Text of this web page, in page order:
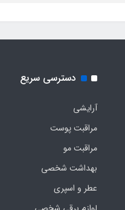
دسترسی سریع
آرایشی
مراقبت پوست
مراقبت مو
بهداشت شخصی
عطر و اسپری